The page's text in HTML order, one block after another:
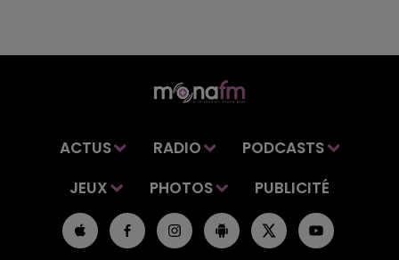
ACTUS RADIO
PODCASTS
JEUX
PHOTOS PUBLICITÉ